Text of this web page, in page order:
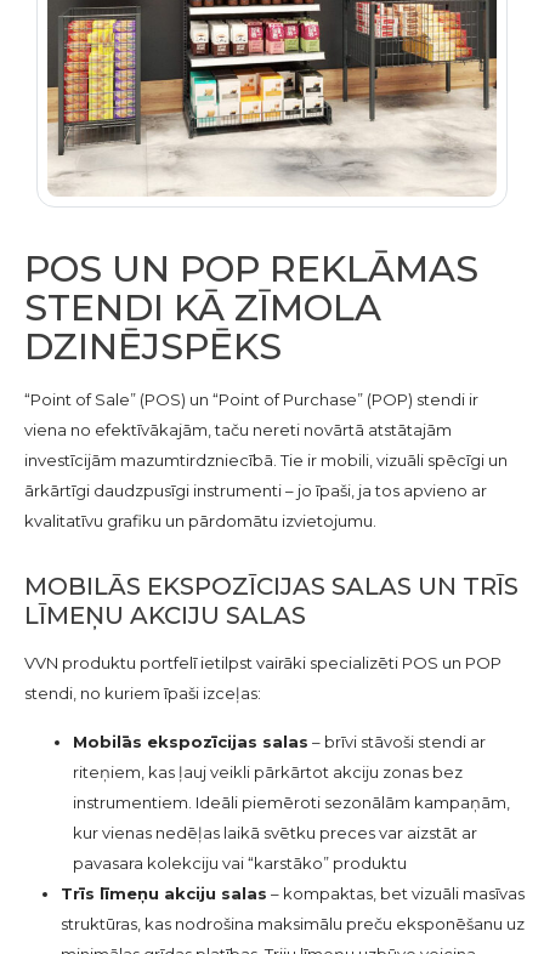
POS UN POP REKLĀMAS
STENDI KĀ ZĪMOLA
DZINĒJSPĒKS
“Point of Sale” (POS) un “Point of Purchase” (POP) stendi ir
viena no efektīvākajām, taču nereti novārtā atstātajām
investīcijām mazumtirdzniecībā. Tie ir mobili, vizuāli spēcīgi un
ārkārtīgi daudzpusīgi instrumenti – jo īpaši, ja tos apvieno ar
kvalitatīvu grafiku un pārdomātu izvietojumu.
MOBILĀS EKSPOZĪCIJAS SALAS UN TRĪS
LĪMEŅU AKCIJU SALAS
VVN produktu portfelī ietilpst vairāki specializēti POS un POP
stendi, no kuriem īpaši izceļas:
Mobilās ekspozīcijas salas – brīvi stāvoši stendi ar
riteņiem, kas ļauj veikli pārkārtot akciju zonas bez
instrumentiem. Ideāli piemēroti sezonālām kampaņām,
kur vienas nedēļas laikā svētku preces var aizstāt ar
pavasara kolekciju vai “karstāko” produktu
Trīs līmeņu akciju salas – kompaktas, bet vizuāli masīvas
struktūras, kas nodrošina maksimālu preču eksponēšanu uz